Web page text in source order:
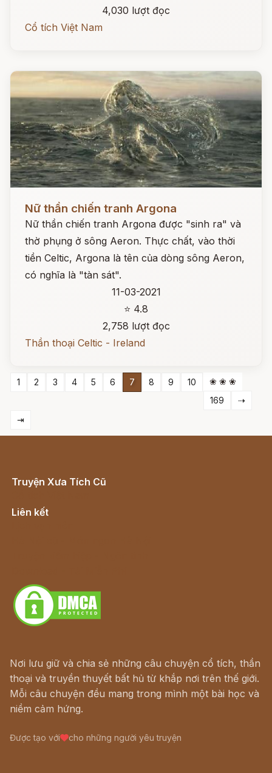
4,030 lượt đọc
Cổ tích Việt Nam
Nữ thần chiến tranh Argona
Nữ thần chiến tranh Argona được "sinh ra" và
thờ phụng ở sông Aeron. Thực chất, vào thời
tiền Celtic, Argona là tên của dòng sông Aeron,
có nghĩa là "tàn sát".
11-03-2021
⭐ 4.8
2,758 lượt đọc
Thần thoại Celtic - Ireland
1 2 3 4 5 6 7 8 9 10
❀ ❀ ❀
169
⇢
⇥
Truyện Xưa Tích Cũ
Liên kết
Nơi lưu giữ và chia sẻ những câu chuyện cổ tích, thần
thoại và truyền thuyết bất hủ từ khắp nơi trên thế giới.
Mỗi câu chuyện đều mang trong mình một bài học và
niềm cảm hứng.
Được tạo với cho những người yêu truyện